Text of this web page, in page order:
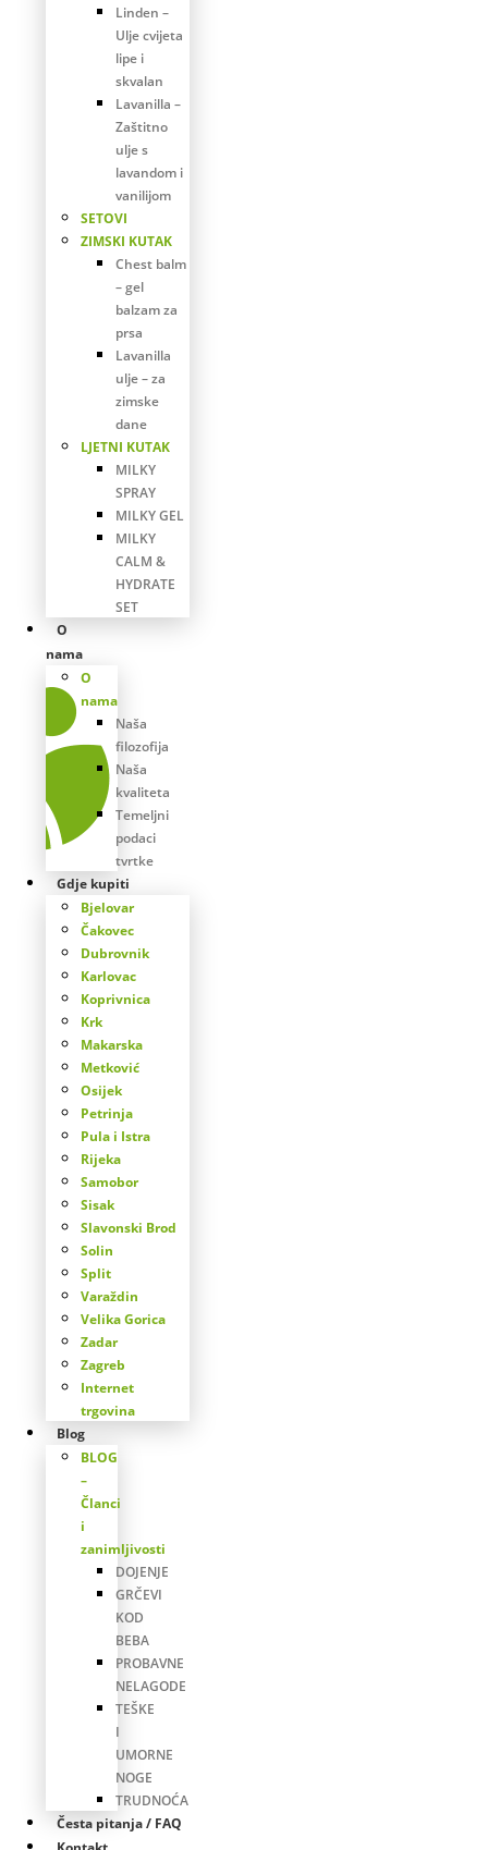
Linden –
Ulje cvijeta
lipe i
skvalan
Lavanilla –
Zaštitno
ulje s
lavandom i
vanilijom
SETOVI
ZIMSKI KUTAK
Chest balm
– gel
balzam za
prsa
Lavanilla
ulje – za
zimske
dane
LJETNI KUTAK
MILKY
SPRAY
MILKY GEL
MILKY
CALM &
HYDRATE
SET
O
nama
O
nama
Naša
filozofija
Naša
kvaliteta
Temeljni
podaci
tvrtke
Gdje kupiti
Bjelovar
Čakovec
Dubrovnik
Karlovac
Koprivnica
Krk
Makarska
Metković
Osijek
Petrinja
Pula i Istra
Rijeka
Samobor
Sisak
Slavonski Brod
Solin
Split
Varaždin
Velika Gorica
Zadar
Zagreb
Internet
trgovina
Blog
BLOG
–
Članci
i
zanimljivosti
DOJENJE
GRČEVI
KOD
BEBA
PROBAVNE
NELAGODE
TEŠKE
I
UMORNE
NOGE
TRUDNOĆA
Česta pitanja / FAQ